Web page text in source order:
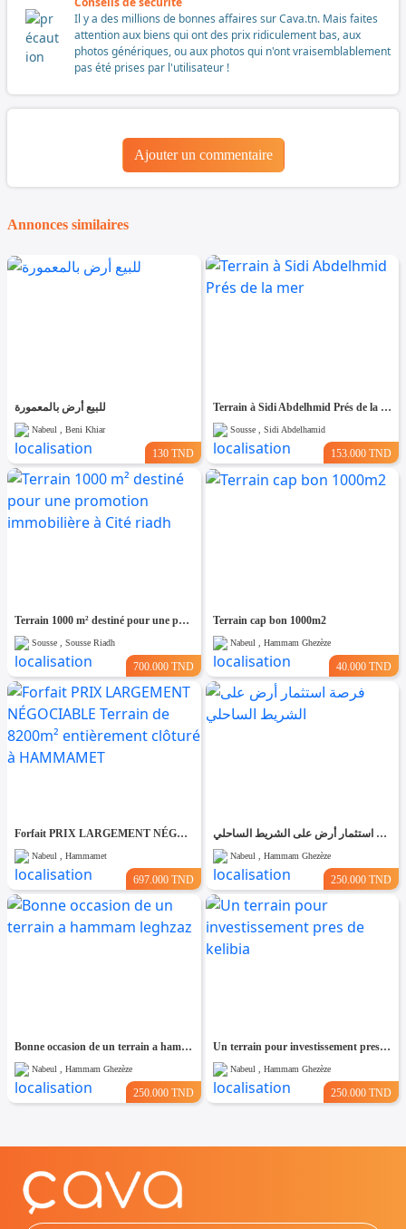
Il y a des millions de bonnes affaires sur Cava.tn. Mais faites
attention aux biens qui ont des prix ridiculement bas, aux
photos génériques, ou aux photos qui n'ont vraisemblablement
pas été prises par l'utilisateur !
Ajouter un commentaire
Annonces similaires
للبيع أرض بالمعمورة
Nabeul , Beni Khiar
130 TND
Terrain à Sidi Abdelhmid Prés de la mer
Sousse , Sidi Abdelhamid
153.000 TND
Terrain 1000 m² destiné pour une promotion immobilière à Cité riadh
Sousse , Sousse Riadh
700.000 TND
Terrain cap bon 1000m2
Nabeul , Hammam Ghezèze
40.000 TND
Forfait PRIX LARGEMENT NÉGOCIABLE Terrain de 8200m² entièrement clôturé à HAMMAMET
Nabeul , Hammamet
697.000 TND
فرصة استثمار أرض على الشريط الساحلي
Nabeul , Hammam Ghezèze
250.000 TND
Bonne occasion de un terrain a hammam leghzaz
Nabeul , Hammam Ghezèze
250.000 TND
Un terrain pour investissement pres de kelibia
Nabeul , Hammam Ghezèze
250.000 TND